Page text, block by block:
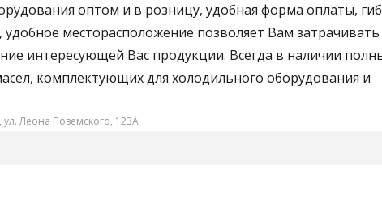
оптом и в розницу, удобная форма оплаты,
месторасположение позволяет Вам затрачивать
интересующей Вас продукции. Всегда в наличии
комплектующих для холодильного оборудования и
ул. Леона Поземского, 123А